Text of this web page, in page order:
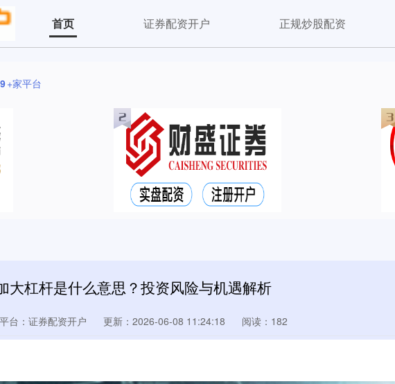
首页 证券配资开户 正规炒股配资
+家平台
大杠杆是什么意思？投资风险与机遇解析
平台：证券配资开户 更新：2026-06-08 11:24:18 阅读：182